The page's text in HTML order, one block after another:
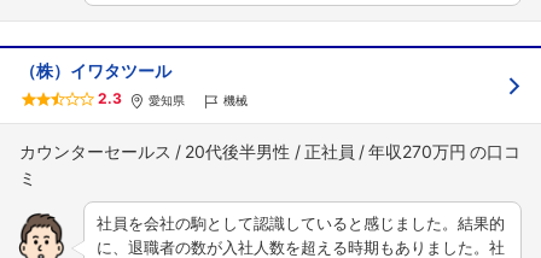
（株）イワタツール
2.3 愛知県 機械
カウンターセールス 20代後半男性 正社員 年収270万円
社員を会社の駒として認識していると感じました。結果的
に、退職者の数が入社人数を超える時期もありました。社